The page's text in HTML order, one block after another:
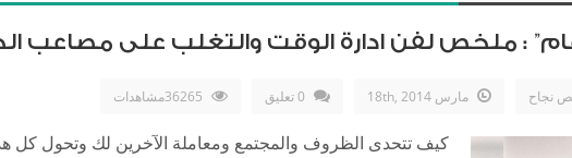
: ملخص لفن ادارة الوقت والتغلب على مصاعب
نجاح مارس 18th, 2014 0 تعليق
كيف تتحدى الظروف والمجتمع ومعاملة الآخرين لك وتحول كل